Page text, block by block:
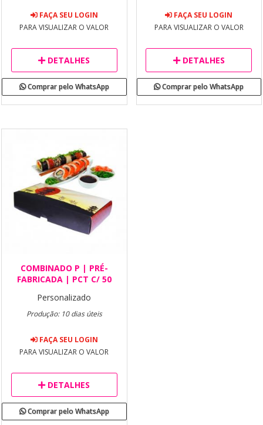
FAÇA SEU LOGIN
PARA VISUALIZAR O VALOR
DETALHES
Comprar pelo WhatsApp
FAÇA SEU LOGIN
PARA VISUALIZAR O VALOR
DETALHES
Comprar pelo WhatsApp
COMBINADO P | PRÉ-
FABRICADA | PCT C/ 50
Personalizado
Produção: 10 dias úteis
FAÇA SEU LOGIN
PARA VISUALIZAR O VALOR
DETALHES
Comprar pelo WhatsApp